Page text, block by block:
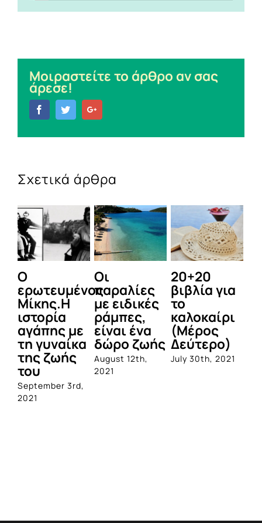
Μοιραστείτε το άρθρο αν σας
άρεσε!
FacebookTwitter
Σχετικά άρθρα
Ο
ερωτευμένος
Μίκης.Η
ιστορία
αγάπης με
τη γυναίκα
της ζωής
του
September 3rd,
2021
Οι
παραλίες
με ειδικές
ράμπες,
είναι ένα
δώρο ζωής
August 12th,
2021
20+20
βιβλία για
το
καλοκαίρι
(Μέρος
Δεύτερο)
July 30th, 2021